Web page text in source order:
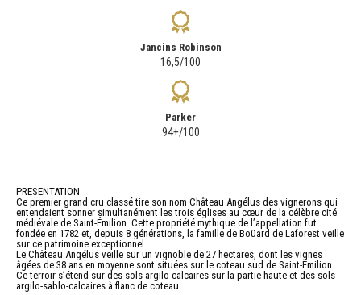
Jancins Robinson
16,5/100
Parker
94+/100
PRESENTATION
Ce premier grand cru classé tire son nom Château Angélus des vignerons qui
entendaient sonner simultanément les trois églises au cœur de la célèbre cité
médiévale de Saint-Émilion. Cette propriété mythique de l’appellation fut
fondée en 1782 et, depuis 8 générations, la famille de Boüard de Laforest veille
sur ce patrimoine exceptionnel.
Le Château Angélus veille sur un vignoble de 27 hectares, dont les vignes
âgées de 38 ans en moyenne sont situées sur le coteau sud de Saint-Émilion.
Ce terroir s’étend sur des sols argilo-calcaires sur la partie haute et des sols
argilo-sablo-calcaires à flanc de coteau.